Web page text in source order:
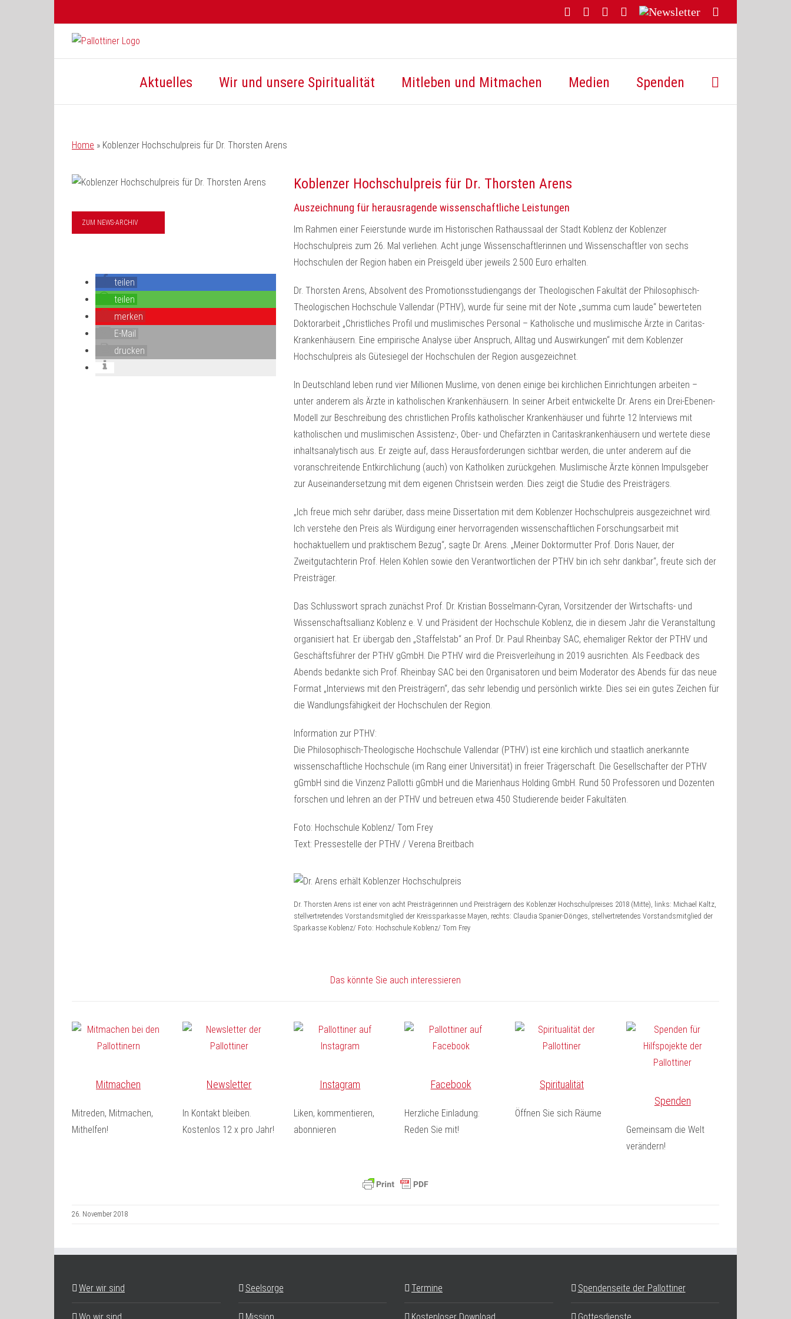
FacebookYouTubeInstagram
Threads
Newsletter
Mail
Aktuelles Wir und unsere Spiritualität Mitleben und Mitmachen Medien Spenden
Home » Koblenzer Hochschulpreis für Dr. Thorsten Arens
ZUM NEWS-ARCHIV
teilen
teilen
merken
E-Mail
drucken
Koblenzer Hochschulpreis für Dr. Thorsten Arens
Auszeichnung für herausragende wissenschaftliche Leistungen
Im Rahmen einer Feierstunde wurde im Historischen Rathaussaal der Stadt Koblenz der Koblenzer
Hochschulpreis zum 26. Mal verliehen. Acht junge Wissenschaftlerinnen und Wissenschaftler von sechs
Hochschulen der Region haben ein Preisgeld über jeweils 2.500 Euro erhalten.
Dr. Thorsten Arens, Absolvent des Promotionsstudiengangs der Theologischen Fakultät der Philosophisch-
Theologischen Hochschule Vallendar (PTHV), wurde für seine mit der Note „summa cum laude“ bewerteten
Doktorarbeit „Christliches Profil und muslimisches Personal – Katholische und muslimische Ärzte in Caritas-
Krankenhäusern. Eine empirische Analyse über Anspruch, Alltag und Auswirkungen“ mit dem Koblenzer
Hochschulpreis als Gütesiegel der Hochschulen der Region ausgezeichnet.
In Deutschland leben rund vier Millionen Muslime, von denen einige bei kirchlichen Einrichtungen arbeiten –
unter anderem als Ärzte in katholischen Krankenhäusern. In seiner Arbeit entwickelte Dr. Arens ein Drei-Ebenen-
Modell zur Beschreibung des christlichen Profils katholischer Krankenhäuser und führte 12 Interviews mit
katholischen und muslimischen Assistenz-, Ober- und Chefärzten in Caritaskrankenhäusern und wertete diese
inhaltsanalytisch aus. Er zeigte auf, dass Herausforderungen sichtbar werden, die unter anderem auf die
voranschreitende Entkirchlichung (auch) von Katholiken zurückgehen. Muslimische Ärzte können Impulsgeber
zur Auseinandersetzung mit dem eigenen Christsein werden. Dies zeigt die Studie des Preisträgers.
„Ich freue mich sehr darüber, dass meine Dissertation mit dem Koblenzer Hochschulpreis ausgezeichnet wird.
Ich verstehe den Preis als Würdigung einer hervorragenden wissenschaftlichen Forschungsarbeit mit
hochaktuellem und praktischem Bezug“, sagte Dr. Arens. „Meiner Doktormutter Prof. Doris Nauer, der
Zweitgutachterin Prof. Helen Kohlen sowie den Verantwortlichen der PTHV bin ich sehr dankbar“, freute sich der
Preisträger.
Das Schlusswort sprach zunächst Prof. Dr. Kristian Bosselmann-Cyran, Vorsitzender der Wirtschafts- und
Wissenschaftsallianz Koblenz e. V. und Präsident der Hochschule Koblenz, die in diesem Jahr die Veranstaltung
organisiert hat. Er übergab den „Staffelstab“ an Prof. Dr. Paul Rheinbay SAC, ehemaliger Rektor der PTHV und
Geschäftsführer der PTHV gGmbH. Die PTHV wird die Preisverleihung in 2019 ausrichten. Als Feedback des
Abends bedankte sich Prof. Rheinbay SAC bei den Organisatoren und beim Moderator des Abends für das neue
Format „Interviews mit den Preisträgern“, das sehr lebendig und persönlich wirkte. Dies sei ein gutes Zeichen für
die Wandlungsfähigkeit der Hochschulen der Region.
Information zur PTHV:
Die Philosophisch-Theologische Hochschule Vallendar (PTHV) ist eine kirchlich und staatlich anerkannte
wissenschaftliche Hochschule (im Rang einer Universität) in freier Trägerschaft. Die Gesellschafter der PTHV
gGmbH sind die Vinzenz Pallotti gGmbH und die Marienhaus Holding GmbH. Rund 50 Professoren und Dozenten
forschen und lehren an der PTHV und betreuen etwa 450 Studierende beider Fakultäten.
Foto: Hochschule Koblenz/ Tom Frey
Text: Pressestelle der PTHV / Verena Breitbach
Dr. Thorsten Arens ist einer von acht Preisträgerinnen und Preisträgern des Koblenzer Hochschulpreises 2018 (Mitte), links: Michael Kaltz,
stellvertretendes Vorstandsmitglied der Kreissparkasse Mayen, rechts: Claudia Spanier-Dönges, stellvertretendes Vorstandsmitglied der
Sparkasse Koblenz/ Foto: Hochschule Koblenz/ Tom Frey
Das könnte Sie auch interessieren
Mitmachen
Mitreden, Mitmachen,
Mithelfen!
Newsletter
In Kontakt bleiben.
Kostenlos 12 x pro Jahr!
Instagram
Liken, kommentieren,
abonnieren
Facebook
Herzliche Einladung:
Reden Sie mit!
Spiritualität
Öffnen Sie sich Räume
Spenden
Gemeinsam die Welt
verändern!
26. November 2018
Wer wir sind Seelsorge Termine Spendenseite der Pallottiner